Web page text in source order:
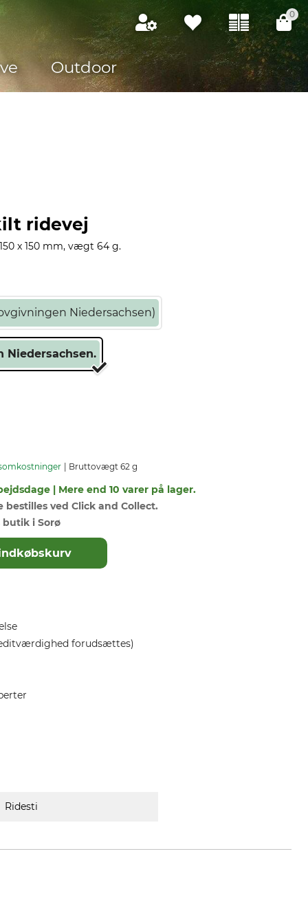
0
Outdoor
ridevej
x 150 mm, vægt 64 g.
Niedersachsen)
Niedersachsen.
Bruttovægt 62 g
| Mere end 10 varer på lager.
bestilles ved Click and Collect.
butik i Sorø
forudsættes)
Ridesti